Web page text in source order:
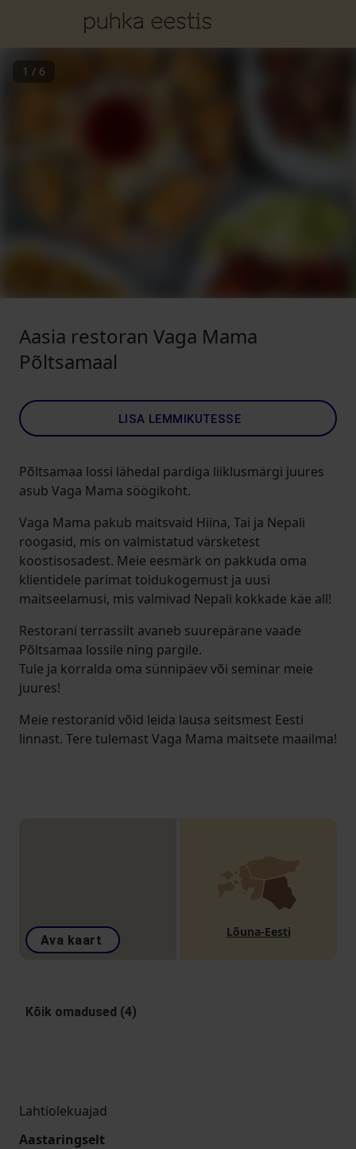
1 / 6
Aasia restoran Vaga Mama
Põltsamaal
LISA LEMMIKUTESSE
Põltsamaa lossi lähedal pardiga liiklusmärgi juures
asub Vaga Mama söögikoht.
Vaga Mama pakub maitsvaid Hiina, Tai ja Nepali
roogasid, mis on valmistatud värsketest
koostisosadest. Meie eesmärk on pakkuda oma
klientidele parimat toidukogemust ja uusi
maitseelamusi, mis valmivad Nepali kokkade käe all!
Restorani terrassilt avaneb suurepärane vaade
Põltsamaa lossile ning pargile.
Tule ja korralda oma sünnipäev või seminar meie
juures!
Meie restoranid võid leida lausa seitsmest Eesti
linnast. Tere tulemast Vaga Mama maitsete maailma!
Ava kaart
Lõuna-Eesti
Kõik omadused (4)
Lahtiolekuajad
Aastaringselt